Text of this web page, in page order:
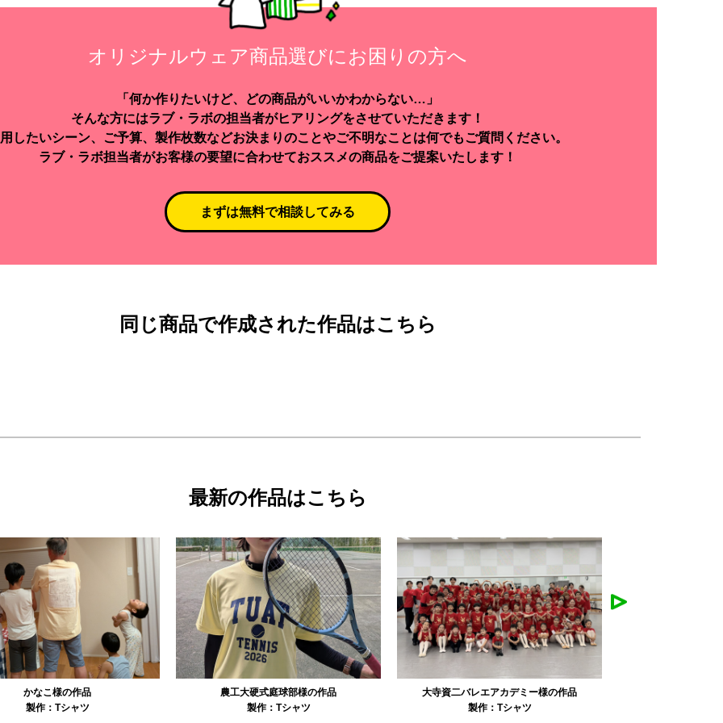
オリジナルウェア商品選びにお困りの方へ
「何か作りたいけど、どの商品がいいかわからない…」
そんな方にはラブ・ラボの担当者がヒアリングをさせていただきます！
したいシーン、ご予算、製作枚数などお決まりのことやご不明なことは何でもご質問ください。
ラブ・ラボ担当者がお客様の要望に合わせておススメの商品をご提案いたします！
まずは無料で相談してみる
同じ商品で作成された作品はこちら
最新の作品はこちら
農工大硬式庭球部様の作品
製作： Tシャツ
大寺資二バレエアカデミー様の作品
製作： Tシャツ
リュミエル新体操クラブ様の作品
Tシャツ製作：パーカ・スウェット